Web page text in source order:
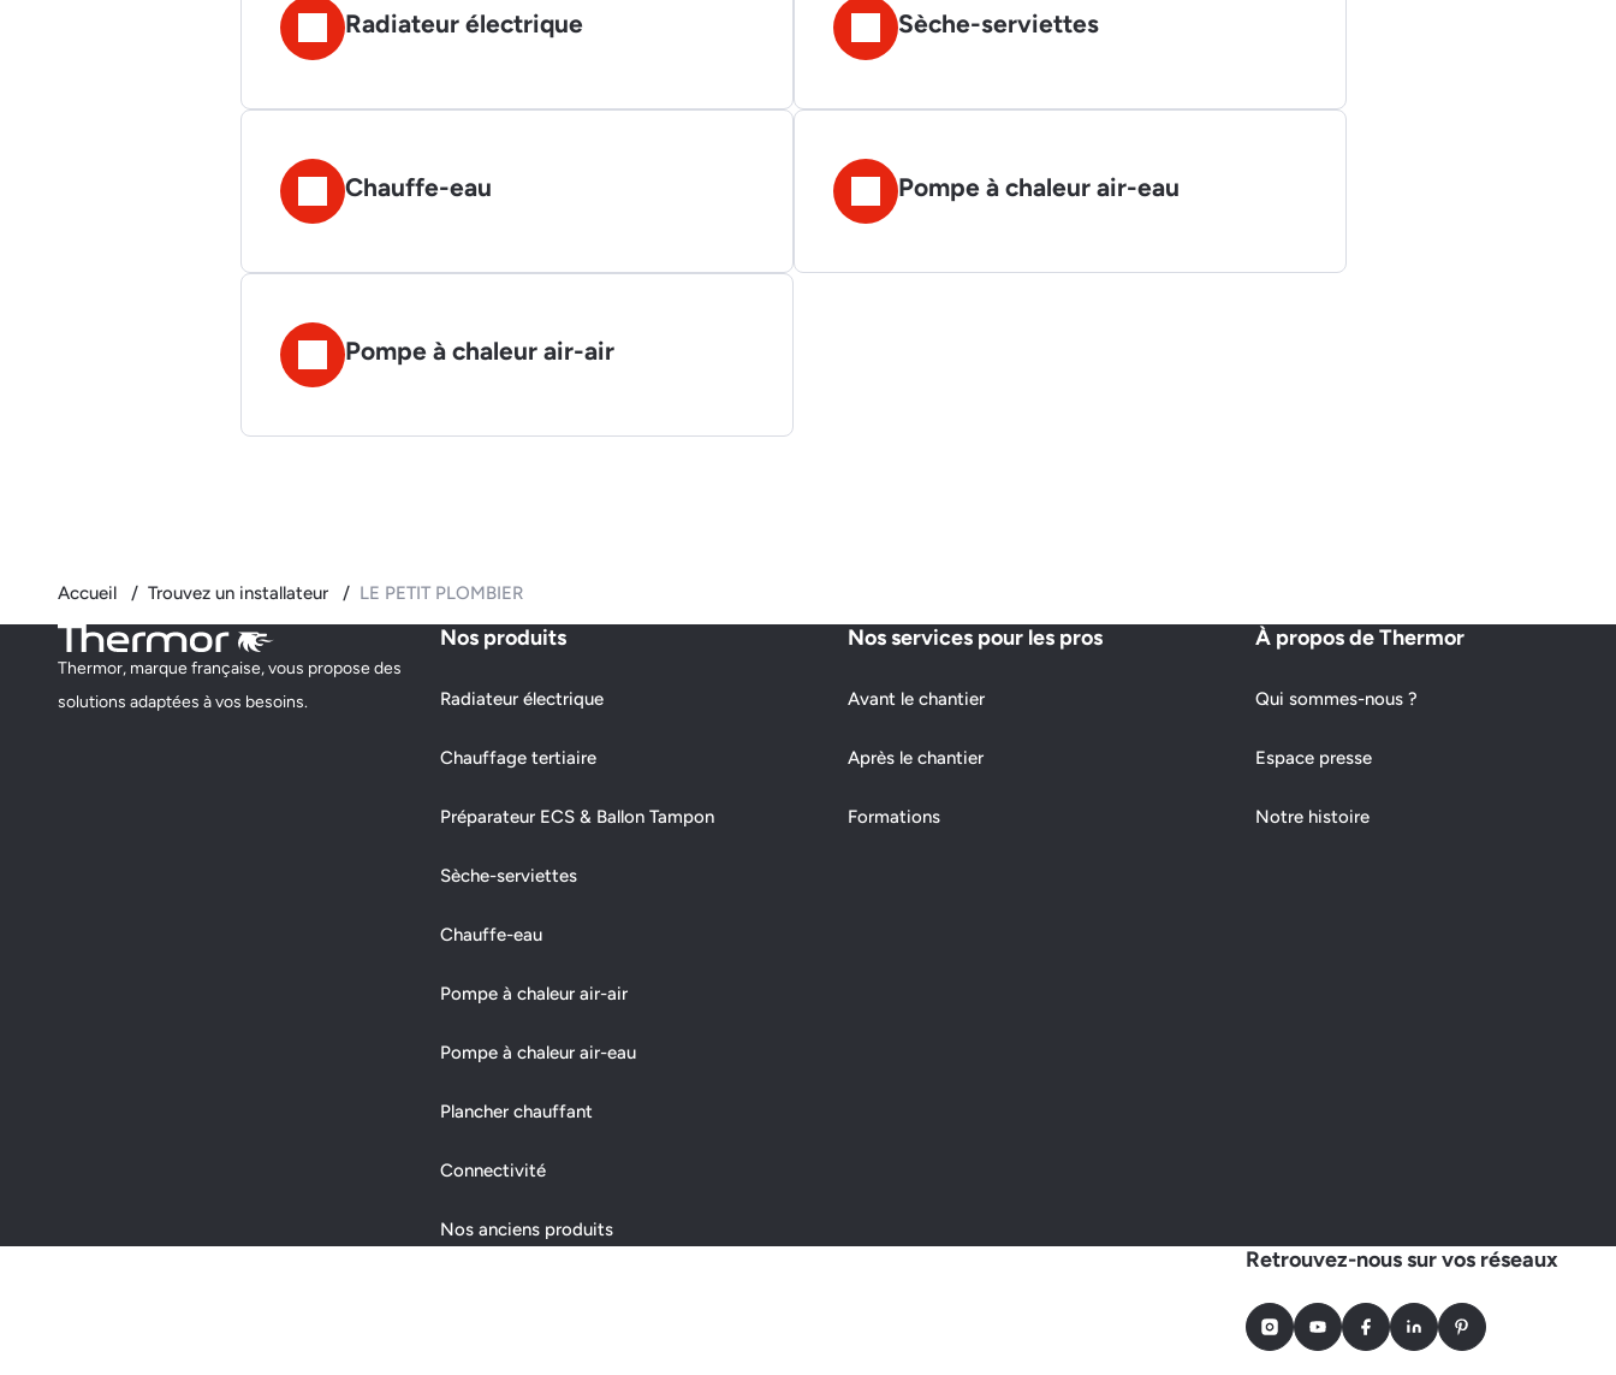
Radiateur électrique Sèche-serviettes
Chauffe-eau Pompe à chaleur air-eau
Pompe à chaleur air-air
Accueil Trouvez un installateur LE PETIT PLOMBIER
Thermor, marque française, vous propose des
solutions adaptées à vos besoins.
Nos produits
Radiateur électrique
Chauffage tertiaire
Préparateur ECS & Ballon Tampon
Sèche-serviettes
Chauffe-eau
Pompe à chaleur air-air
Pompe à chaleur air-eau
Plancher chauffant
Connectivité
Nos anciens produits
Nos services pour les pros
Avant le chantier
Après le chantier
Formations
À propos de Thermor
Qui sommes-nous ?
Espace presse
Notre histoire
Retrouvez-nous sur vos réseaux
InstagramYoutubeFacebookLinkedInPinterest